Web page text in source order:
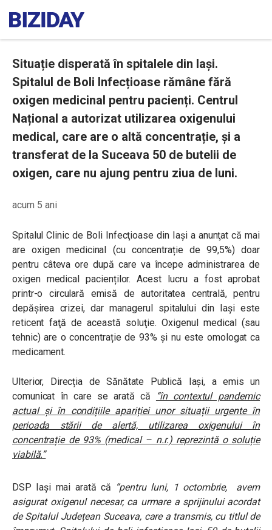
Situație disperată în spitalele din Iași.
Spitalul de Boli Infecțioase rămâne fără
oxigen medicinal pentru pacienți. Centrul
Național a autorizat utilizarea oxigenului
medical, care are o altă concentrație, și a
transferat de la Suceava 50 de butelii de
oxigen, care nu ajung pentru ziua de luni.
acum 5 ani
Spitalul Clinic de Boli Infecţioase din Iaşi a anunţat că mai
are oxigen medicinal (cu concentrație de 99,5%) doar
pentru câteva ore după care va începe administrarea de
oxigen medical pacienților. Acest lucru a fost aprobat
printr-o circulară emisă de autoritatea centrală, pentru
depăşirea crizei, dar managerul spitalului din Iaşi este
reticent faţă de această soluţie. Oxigenul medical (sau
tehnic) are o concentrație de 93% și nu este omologat ca
medicament.
Ulterior, Direcția de Sănătate Publică Iași, a emis un
comunicat în care se arată că
“în contextul pandemic
actual și în condițiile apariției unor situații urgente în
perioada stării de alertă, utilizarea oxigenului în
concentrație de 93% (medical – n.r.) reprezintă o soluție
viabilă.”
DSP Iași mai arată că “pentru luni, 1 octombrie, avem
asigurat oxigenul necesar, ca urmare a sprijinului acordat
de Spitalul Județean Suceava, care a transmis, cu titlul de